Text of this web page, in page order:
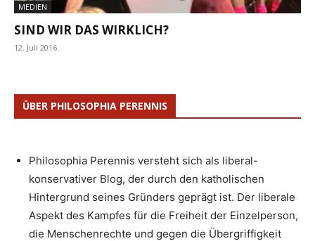
MEDIEN
SIND WIR DAS WIRKLICH?
12. Juli 2016
ÜBER PHILOSOPHIA PERENNIS
Philosophia Perennis versteht sich als liberal-
konservativer Blog, der durch den katholischen
Hintergrund seines Gründers geprägt ist. Der liberale
Aspekt des Kampfes für die Freiheit der Einzelperson,
die Menschenrechte und gegen die Übergriffigkeit